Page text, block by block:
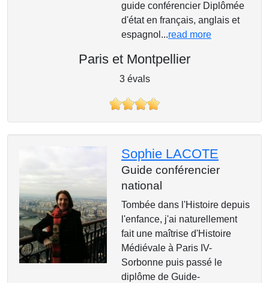
guide conférencier Diplômée
d'état en français, anglais et
espagnol...read more
Paris et Montpellier
3 évals
Sophie LACOTE
Guide conférencier
national
Tombée dans l'Histoire depuis
l'enfance, j'ai naturellement
fait une maîtrise d'Histoire
Médiévale à Paris IV-
Sorbonne puis passé le
diplôme de Guide-